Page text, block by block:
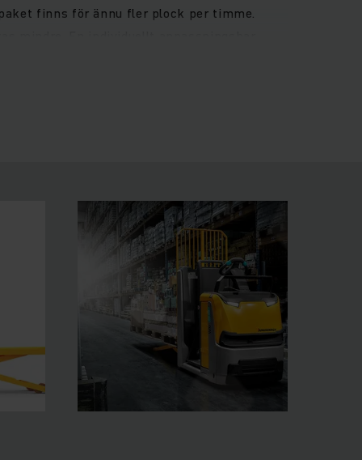
finns för ännu fler plock per timme.